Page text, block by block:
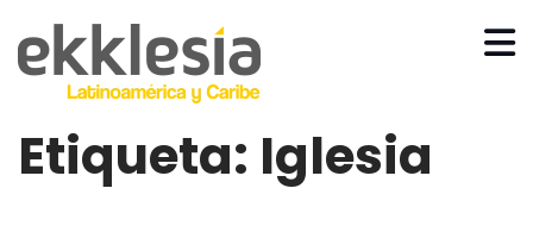
Etiqueta: Iglesia